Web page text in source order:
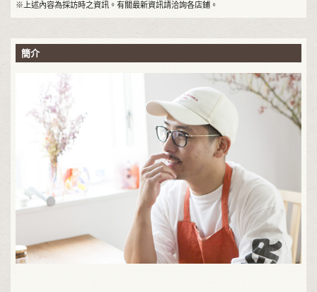
※上述內容為採訪時之資訊。有關最新資訊請洽詢各店鋪。
簡介